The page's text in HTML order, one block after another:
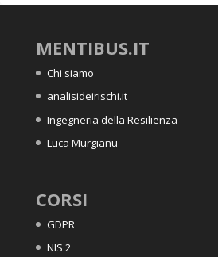
MENTIBUS.IT
Chi siamo
analisideirischi.it
Ingegneria della Resilienza
Luca Murgianu
CORSI
GDPR
NIS 2